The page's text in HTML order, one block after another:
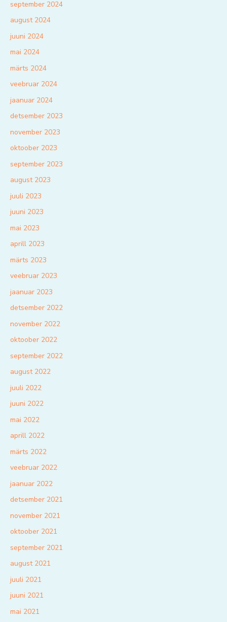
september 2024
august 2024
juuni 2024
mai 2024
märts 2024
veebruar 2024
jaanuar 2024
detsember 2023
november 2023
oktoober 2023
september 2023
august 2023
juuli 2023
juuni 2023
mai 2023
aprill 2023
märts 2023
veebruar 2023
jaanuar 2023
detsember 2022
november 2022
oktoober 2022
september 2022
august 2022
juuli 2022
juuni 2022
mai 2022
aprill 2022
märts 2022
veebruar 2022
jaanuar 2022
detsember 2021
november 2021
oktoober 2021
september 2021
august 2021
juuli 2021
juuni 2021
mai 2021